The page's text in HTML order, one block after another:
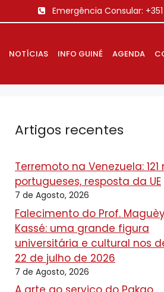
Emergência Consular:
NOTÍCIAS INFO GUINÉ AGENDA
Artigos recentes
Terremoto na Venezuela:
portugueses, resposta da UE
7 de Agosto, 2026
Falecimento do Prof.
Kassé: uma grande figura
universitária e cultural nos
22 de julho de 2026
7 de Agosto, 2026